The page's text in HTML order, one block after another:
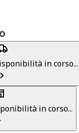
in corso...
in corso...